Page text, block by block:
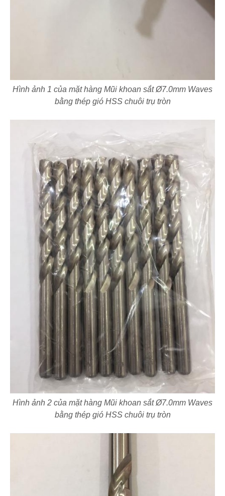
Hình ảnh 1 của mặt hàng Mũi khoan sắt Ø7.0mm Waves
bằng thép gió HSS chuôi trụ tròn
Hình ảnh 2 của mặt hàng Mũi khoan sắt Ø7.0mm Waves
bằng thép gió HSS chuôi trụ tròn